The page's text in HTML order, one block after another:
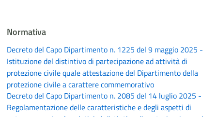
Normativa
Decreto del Capo Dipartimento n. 1225 del 9 maggio 2025 -
Istituzione del distintivo di partecipazione ad attività di
protezione civile quale attestazione del Dipartimento della
protezione civile a carattere commemorativo
Decreto del Capo Dipartimento n. 2085 del 14 luglio 2025 -
Regolamentazione delle caratteristiche e degli aspetti di